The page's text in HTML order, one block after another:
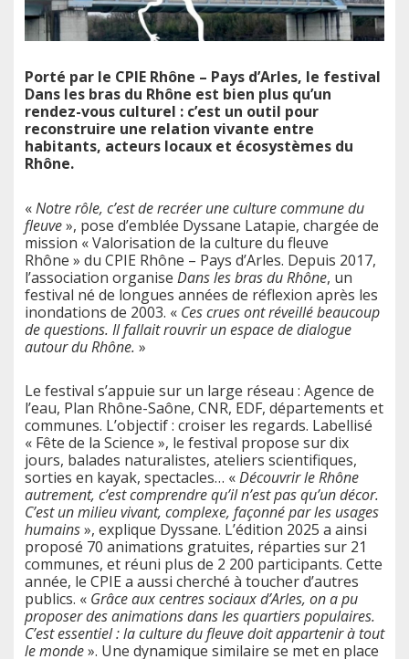
Porté par le CPIE Rhône – Pays d’Arles, le festival
Dans les bras du Rhône est bien plus qu’un
rendez-vous culturel : c’est un outil pour
reconstruire une relation vivante entre
habitants, acteurs locaux et écosystèmes du
Rhône.
«Notre rôle, c’est de recréer une culture commune du
fleuve», pose d’emblée Dyssane Latapie, chargée de
mission « Valorisation de la culture du fleuve
Rhône » du CPIE Rhône – Pays d’Arles. Depuis 2017,
l’association organise Dans les bras du Rhône, un
festival né de longues années de réflexion après les
inondations de 2003. « Ces crues ont réveillé beaucoup
de questions. Il fallait rouvrir un espace de dialogue
autour du Rhône. »
Le festival s’appuie sur un large réseau : Agence de
l’eau, Plan Rhône-Saône, CNR, EDF, départements et
communes. L’objectif : croiser les regards. Labellisé
« Fête de la Science », le festival propose sur dix
jours, balades naturalistes, ateliers scientifiques,
sorties en kayak, spectacles… «Découvrir le Rhône
autrement, c’est comprendre qu’il n’est pas qu’un décor.
C’est un milieu vivant, complexe, façonné par les usages
humains», explique Dyssane. L’édition 2025 a ainsi
proposé 70 animations gratuites, réparties sur 21
communes, et réuni plus de 2 200 participants. Cette
année, le CPIE a aussi cherché à toucher d’autres
publics. « Grâce aux centres sociaux d’Arles, on a pu
proposer des animations dans les quartiers populaires.
C’est essentiel : la culture du fleuve doit appartenir à tout
le monde». Une dynamique similaire se met en place